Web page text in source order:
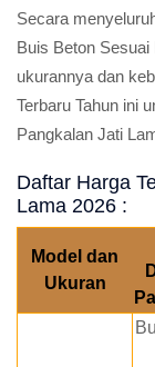
Secara
Buis Beton
ukurannya dan
Terbaru Tahun ini
Pangkalan Jati
Daftar Harga
Lama 2026 :
Model dan
Ukuran